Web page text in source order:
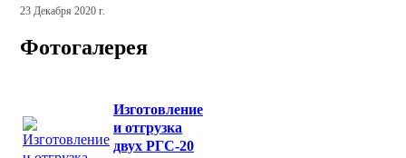
23 Декабря 2020 г.
Фотогалерея
Изготовление
и отгрузка
двух РГС-20